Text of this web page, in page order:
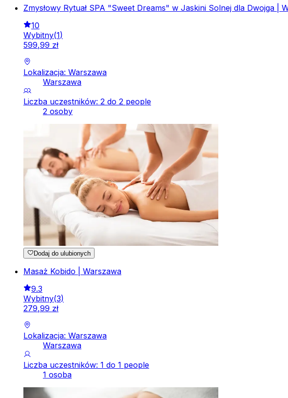
Zmysłowy Rytuał SPA "Sweet Dreams" w Jaskini Solnej dla Dwojga |
10
Wybitny(1)
599,99 zł
Lokalizacja: Warszawa
Warszawa
Liczba uczestników: 2 do 2 people
2 osoby
Dodaj do ulubionych
Masaż Kobido | Warszawa
9.3
Wybitny(3)
279,99 zł
Lokalizacja: Warszawa
Warszawa
Liczba uczestników: 1 do 1 people
1 osoba